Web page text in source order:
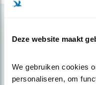
Deze website maakt
We gebruiken cookies
personaliseren, om